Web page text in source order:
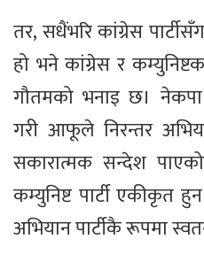
तर, सधैंभरि कांग्रेस
हो भने कांग्रेस र
गौतमको भनाइ छ। नेकपा
गरी आफूले निरन्तर
सकारात्मक सन्देश
कम्युनिष्ट पार्टी एकीकृत
अभियान पार्टीकै रूपमा